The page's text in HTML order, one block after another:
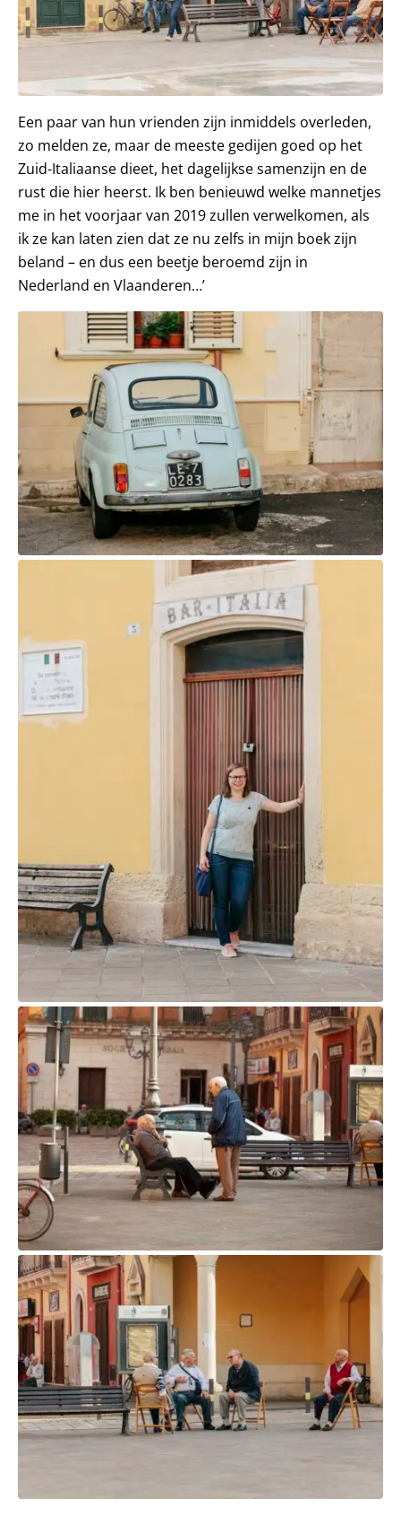
Een paar van hun vrienden zijn inmiddels overleden,
zo melden ze, maar de meeste gedijen goed op het
Zuid-Italiaanse dieet, het dagelijkse samenzijn en de
rust die hier heerst. Ik ben benieuwd welke mannetjes
me in het voorjaar van 2019 zullen verwelkomen, als
ik ze kan laten zien dat ze nu zelfs in mijn boek zijn
beland – en dus een beetje beroemd zijn in
Nederland en Vlaanderen…’